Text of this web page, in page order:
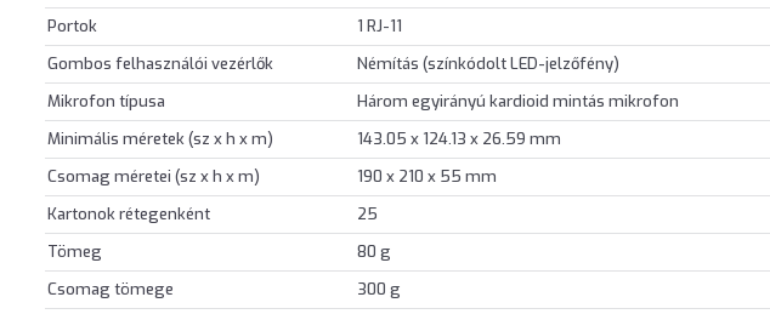
Portok
1 RJ-11
Gombos felhasználói vezérlők
Némítás (színkódolt LED-jelzőfény)
Mikrofon típusa
Három egyirányú kardioid mintás mikrofon
Minimális méretek (sz x h x m)
143.05 x 124.13 x 26.59 mm
Csomag méretei (sz x h x m)
190 x 210 x 55 mm
Kartonok rétegenként
25
Tömeg
80 g
Csomag tömege
300 g